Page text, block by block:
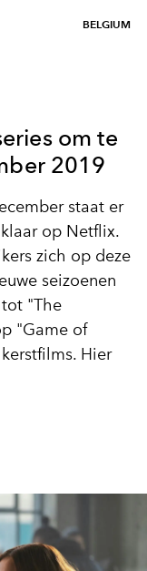
BELGIUM
om te
2019
staat er
op Netflix.
zich op deze
seizoenen
tot "The
"Game of
Hier